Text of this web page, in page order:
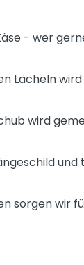
- wer
Lächeln
wird
und
sorgen wir